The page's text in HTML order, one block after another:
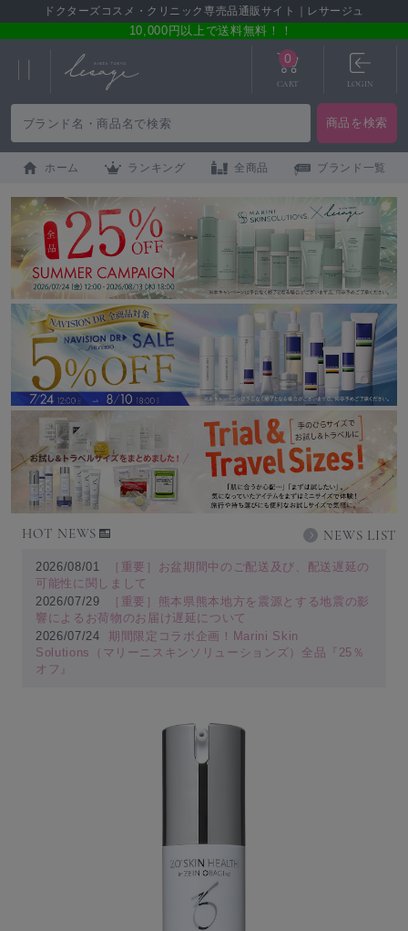
ドクターズコスメ・クリニック専売品通販サイト｜レサージュ
10,000円以上で送料無料！！
0
CART LOGIN
ホーム ランキング 全商品 ブランド一覧
HOT NEWS NEWS LIST
2026/08/01
［重要］お盆期間中のご配送及び、配送遅延の
可能性に関しまして
2026/07/29
［重要］熊本県熊本地方を震源とする地震の影
響によるお荷物のお届け遅延について
2026/07/24
期間限定コラボ企画！Marini Skin
Solutions（マリーニスキンソリューションズ）全品『25％
オフ』